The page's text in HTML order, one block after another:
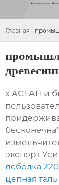
Главная -
х АСЕАН и
экспорт
лебедка
цепная